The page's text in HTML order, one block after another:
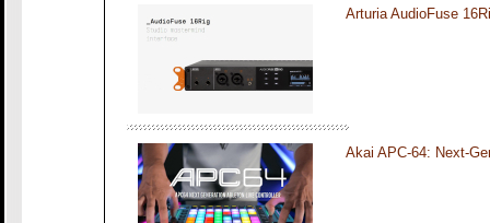
Arturia AudioFuse
Akai APC-64: Next-